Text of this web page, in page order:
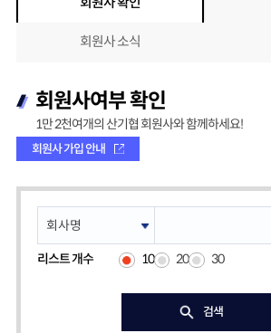
회원사 소식
회원사여부 확인
1만 2천여개의 산기협 회원사와 함께하세요!
회원사 가입 안내
리스트 개수 10 20 30
검색